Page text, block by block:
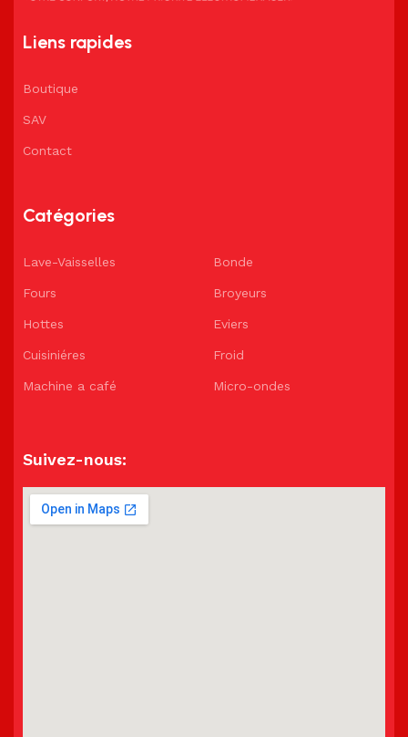
Liens rapides
Boutique
SAV
Contact
Catégories
Lave-Vaisselles
Fours
Hottes
Cuisiniéres
Machine a café
Bonde
Broyeurs
Eviers
Froid
Micro-ondes
Suivez-nous: